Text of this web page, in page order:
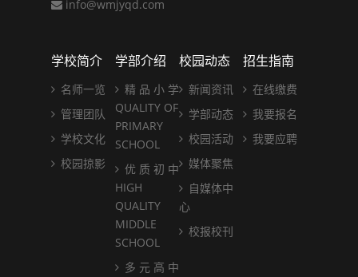
info@wmjyqd.com
学校简介
名师一览
管理团队
学校文化
校园掠影
学部介绍
精 品 小 学
QUALITY OF
PRIMARY
SCHOOL
优 质 初 中
HIGH
QUALITY
MIDDLE
SCHOOL
多 元 高 中
校园动态
新闻资讯
学部动态
校园活动
媒体聚焦
自媒体中
心
校报校刊
招生指南
在线缴费
我要报名
我要应聘